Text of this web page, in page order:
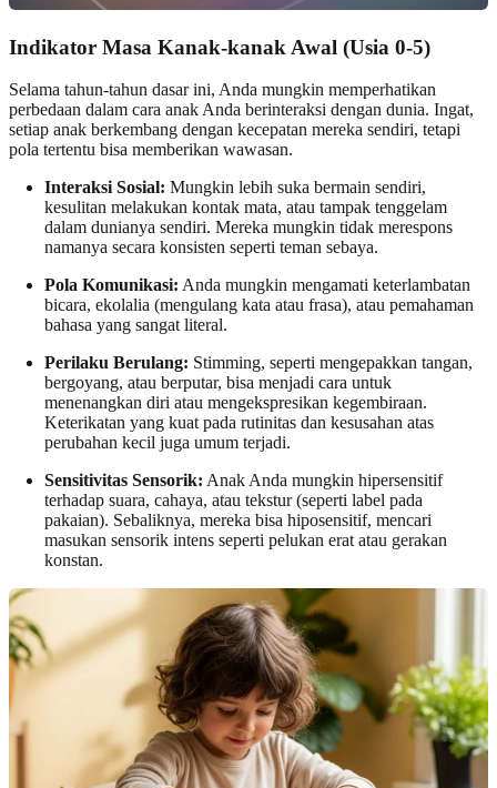
Indikator Masa Kanak-kanak Awal (Usia 0-5)
Selama tahun-tahun dasar ini, Anda mungkin memperhatikan
perbedaan dalam cara anak Anda berinteraksi dengan dunia. Ingat,
setiap anak berkembang dengan kecepatan mereka sendiri, tetapi
pola tertentu bisa memberikan wawasan.
Interaksi Sosial: Mungkin lebih suka bermain sendiri,
kesulitan melakukan kontak mata, atau tampak tenggelam
dalam dunianya sendiri. Mereka mungkin tidak merespons
namanya secara konsisten seperti teman sebaya.
Pola Komunikasi: Anda mungkin mengamati keterlambatan
bicara, ekolalia (mengulang kata atau frasa), atau pemahaman
bahasa yang sangat literal.
Perilaku Berulang: Stimming, seperti mengepakkan tangan,
bergoyang, atau berputar, bisa menjadi cara untuk
menenangkan diri atau mengekspresikan kegembiraan.
Keterikatan yang kuat pada rutinitas dan kesusahan atas
perubahan kecil juga umum terjadi.
Sensitivitas Sensorik: Anak Anda mungkin hipersensitif
terhadap suara, cahaya, atau tekstur (seperti label pada
pakaian). Sebaliknya, mereka bisa hiposensitif, mencari
masukan sensorik intens seperti pelukan erat atau gerakan
konstan.